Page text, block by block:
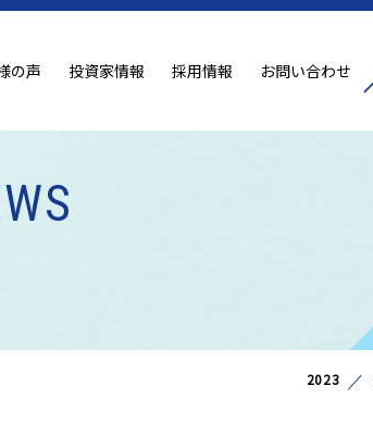
の声 投資家情報 採用情報 お問い合わせ
2023